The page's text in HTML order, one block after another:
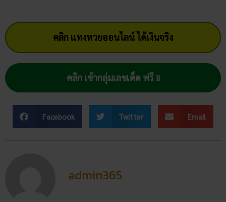
คลิก แทงหวยออนไลน์ ได้เงินจริง
คลิก เข้ากลุ่มเลขเด็ด ฟรี !!
Facebook Twitter Email
admin365